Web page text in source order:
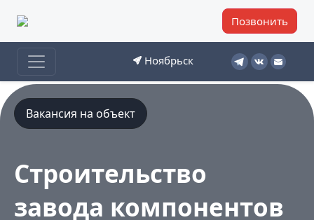
Позвонить
Ноябрьск
Вакансия на объект
Строительство
завода компонентов